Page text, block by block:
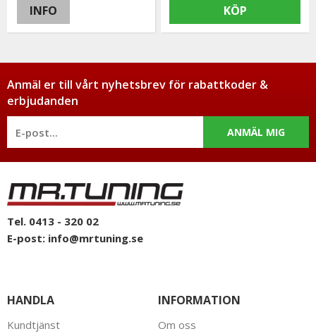
INFO KÖP
Anmäl er till vårt nyhetsbrev för rabattkoder &
erbjudanden
ANMÄL MIG
Tel. 0413 - 320 02
E-post: info@mrtuning.se
HANDLA
Kundtjänst
INFORMATION
Om oss